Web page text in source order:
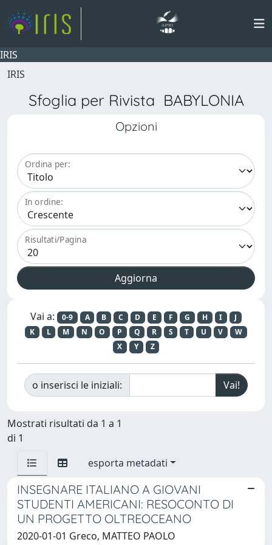
IRIS
IRIS
Sfoglia per Rivista BABYLONIA
Opzioni
Ordina per:
In ordine:
Risultati/Pagina
Vai a: 0-9 A B C D E F G H I
J
K
L M N O P Q R S T U V
W
X
Y Z
o inserisci le iniziali:
Mostrati risultati da 1 a 1
di 1
esporta metadati
INSEGNARE ITALIANO A GIOVANI
STUDENTI AMERICANI: RESOCONTO DI
UN PROGETTO OLTREOCEANO
2020-01-01 Greco, MATTEO PAOLO